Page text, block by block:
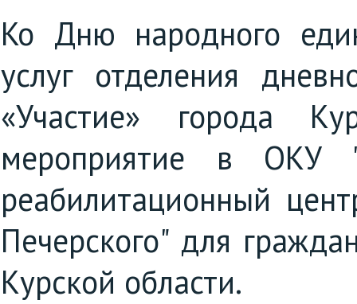
Ко Дню народного
услуг отделения
«Участие» города
мероприятие в ОКУ
реабилитационный
Печерского" для
Курской области.